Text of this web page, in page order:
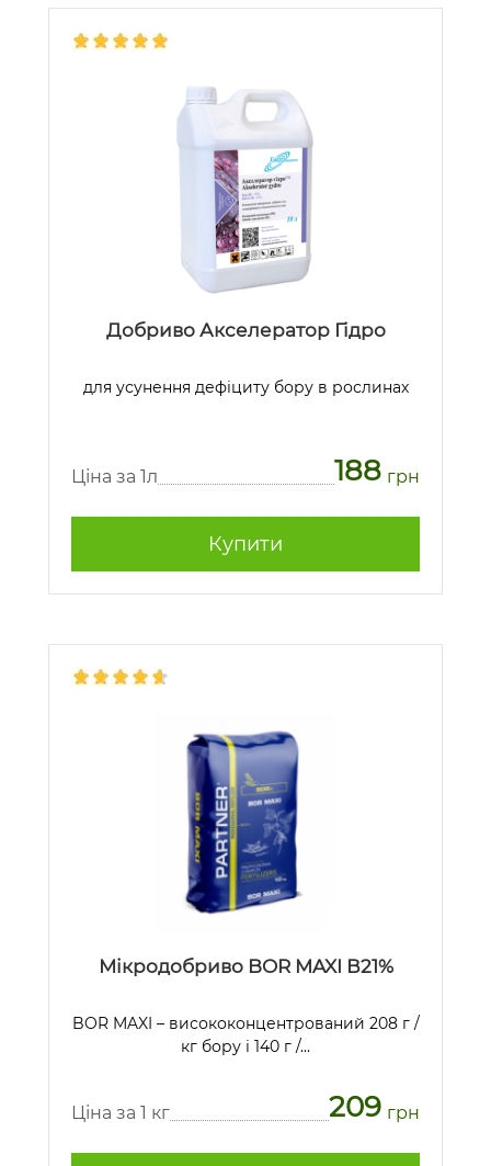
Добриво Акселератор Гідро
для усунення дефіциту бору в рослинах
Ціна за 1л 188 грн
Купити
Мікродобриво BOR MAXI В21%
BOR MAXI – висококонцентрований 208 г /
кг бору і 140 г /...
Ціна за 1 кг 209 грн